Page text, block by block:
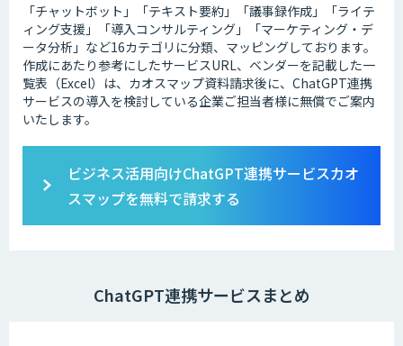
「チャットボット」「テキスト要約」「議事録作成」「ライテ
ィング支援」「導入コンサルティング」「マーケティング・デ
ータ分析」など16カテゴリに分類、マッピングしております。
作成にあたり参考にしたサービスURL、ベンダーを記載した一
覧表（Excel）は、カオスマップ資料請求後に、ChatGPT連携
サービスの導入を検討している企業ご担当者様に無償でご案内
いたします。
ビジネス活用向けChatGPT連携サービスカオ
スマップを無料で請求する
ChatGPT連携サービスまとめ